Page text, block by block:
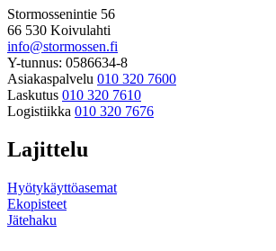
Stormossenintie 56
66 530 Koivulahti
info@stormossen.fi
Y-tunnus: 0586634-8
Asiakaspalvelu 010 320 7600
Laskutus 010 320 7610
Logistiikka 010 320 7676
Lajittelu
Hyötykäyttöasemat
Ekopisteet
Jätehaku